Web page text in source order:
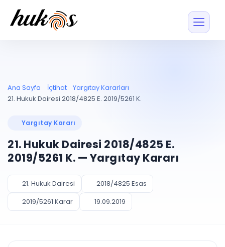
Entegrasyonu
UYAP ile otomatik
UYAP Evrak
Entegrasyonu
UETS Entegrasyonu
Tebligatları anında
Müvekkil ve taraf
Vekalet
PLANLAMA & TAKİP
Pano ve Takip
Blog
Ücretsiz Başlayın Giriş Yap
Ana Sayfa İçtihat
Yargıtay Kararları
21. Hukuk Dairesi 2018/4825 E. 2019/5261 K.
Yargıtay Kararı
21. Hukuk Dairesi 2018/4825 E.
2019/5261 K. — Yargıtay Kararı
21. Hukuk Dairesi
2018/4825 Esas
2019/5261 Karar
19.09.2019